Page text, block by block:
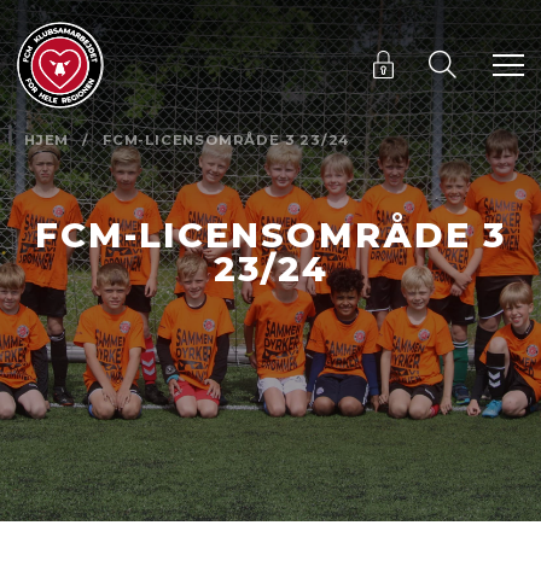
HJEM / FCM-LICENSOMRÅDE 3 23/24
FCM-LICENSOMRÅDE 3
23/24